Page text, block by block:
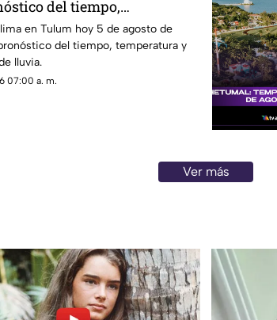
del tiempo,
y posibilidad de lluvia
en Tulum hoy 5 de agosto de
del tiempo, temperatura y
lluvia.
07:00 a. m.
Ver más